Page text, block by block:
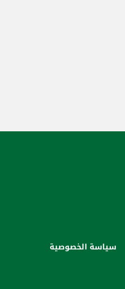
سياسة الخصوصية